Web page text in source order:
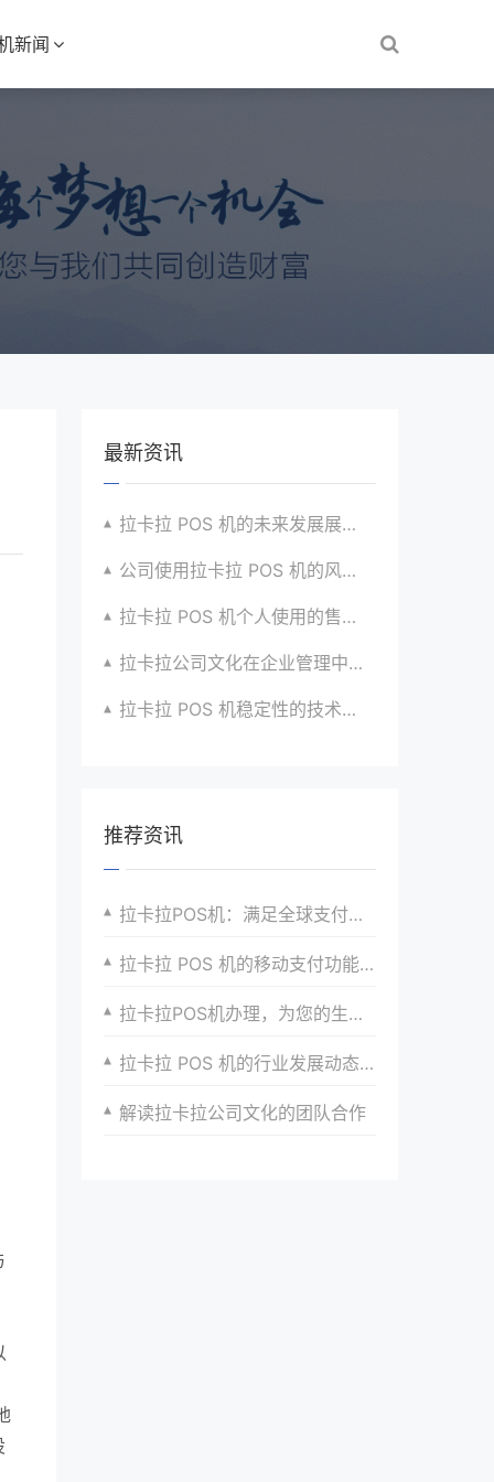
新闻
最新资讯
拉卡拉 POS 机的未来发展展望与战略规划
公司使用拉卡拉 POS 机的风险评估与应对
拉卡拉 POS 机个人使用的售后服务优化
拉卡拉公司文化在企业管理中的作用
拉卡拉 POS 机稳定性的技术创新与应用实践
推荐资讯
拉卡拉POS机：满足全球支付需求的新选择
拉卡拉 POS 机的移动支付功能在个人生活中的便利
拉卡拉POS机办理，为您的生意带来新的增长点
拉卡拉 POS 机的行业发展动态与趋势分析
解读拉卡拉公司文化的团队合作